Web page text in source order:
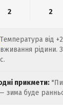
2 2
Температура від
вживання рідини.
с.
прикмети:
зима буде